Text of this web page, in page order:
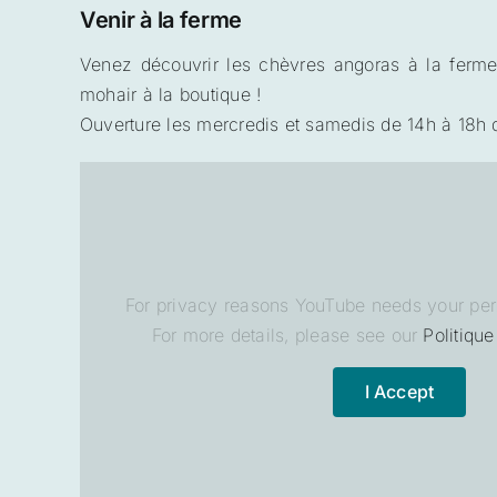
Venir à la ferme
Venez découvrir les chèvres angoras à la
mohair à la boutique !
Ouverture les mercredis et samedis de 14h à 18h
For privacy reasons YouTube needs your
For more details, please see our
I Accept